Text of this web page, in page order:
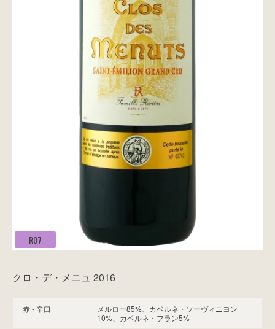
R07
クロ・デ・メニュ 2016
赤 - 辛口
メルロー85%、カベルネ・ソーヴィニヨン
10%、カベルネ・フラン5%